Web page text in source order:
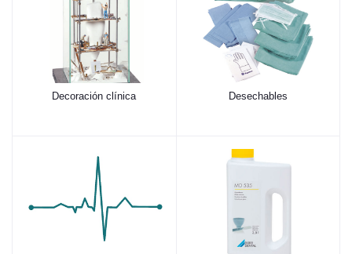
Decoración clínica Desechables